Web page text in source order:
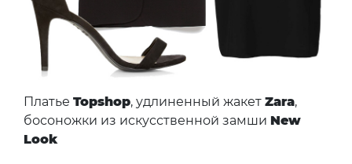
Платье Topshop, удлиненный жакет Zara,
босоножки из искусственной замши New
Look